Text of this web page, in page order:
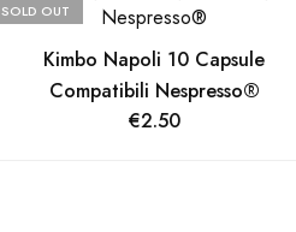
SOLD OUT
Kimbo Napoli 10 Capsule
Compatibili Nespresso®
€2.50